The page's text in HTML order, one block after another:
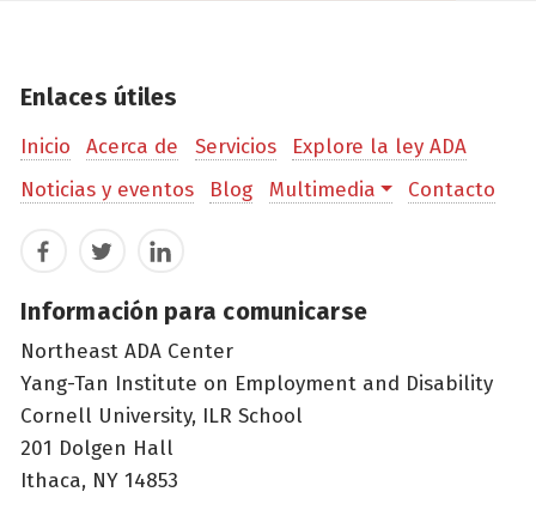
Enlaces útiles
Inicio Acerca de Servicios
Explore la ley ADA
Noticias y eventos
Blog Multimedia Contacto
FacebookTwitterLinkedIn
Información para comunicarse
Northeast ADA Center
Yang-Tan Institute on Employment and Disability
Cornell University, ILR School
201 Dolgen Hall
Ithaca, NY 14853